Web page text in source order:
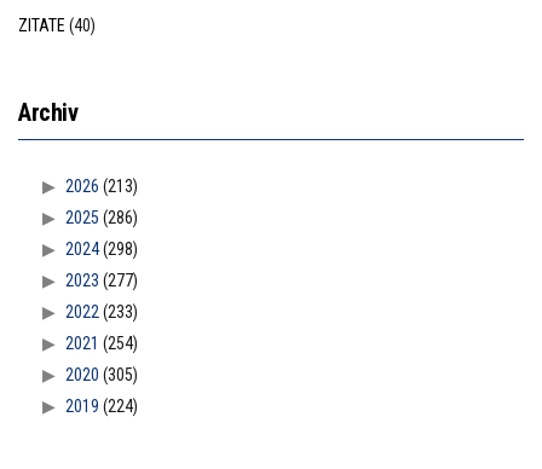
ZITATE(40)
Archiv
2026 (213)
2025 (286)
2024(298)
2023 (277)
2022(233)
2021 (254)
2020 (305)
2019 (224)